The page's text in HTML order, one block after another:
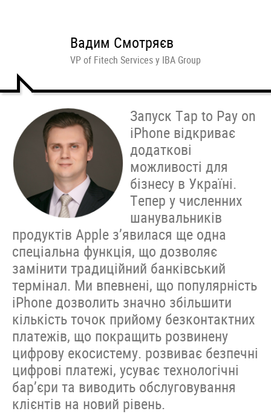
Запуск Tap to Pay on
iPhone відкриває
додаткові
можливості для
бізнесу в Україні.
Тепер у численних
шанувальників
продуктів Apple з’явилася ще одна
спеціальна функція, що дозволяє
замінити традиційний банківський
термінал. Ми впевнені, що популярність
iPhone дозволить значно збільшити
кількість точок прийому безконтактних
платежів, що покращить розвинену
цифрову екосистему. розвиває безпечні
цифрові платежі, усуває технологічні
бар’єри та виводить обслуговування
клієнтів на новий рівень.
Вадим Смотряєв
VP of Fitech Services у IBA Group